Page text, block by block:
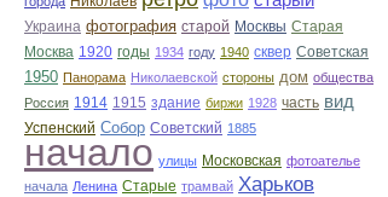
Украина фотография старой Москвы Старая
Москва 1920 годы 1934 году 1940 сквер Советская
1950 Панорама Николаевской стороны дом общества
Россия 1914 1915 здание биржи 1928 часть вид
Успенский Собор Советский 1885
начало улицы Московская фотоателье
начала Ленина Старые трамвай Харьков